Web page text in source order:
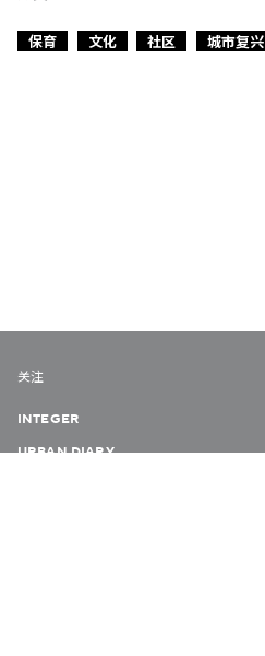
保育 文化 社区 城市复兴
关注
INTEGER
URBAN DIARY